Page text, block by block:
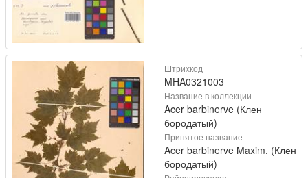
Штрихкод
MHA0321003
Название в коллекции
Acer barbinerve (Клен
бородатый)
Принятое название
Acer barbinerve Maxim. (Клен
бородатый)